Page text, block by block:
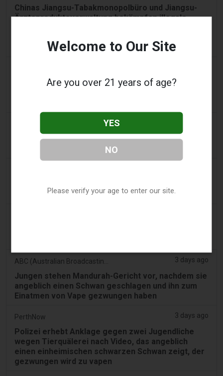
Chinas Jiangsu-Tabakmonopolbüro und Jiangsu-
Ärzteprodukteverwaltung bekämpfen illegale
Verstoßkategorien.
PA verteidigt Gesetz gegen aromatisierte E-
Profite vor Schülern: der Milliarden-Vape-Skandal
vergiftet Namibias zukünftige Führungskräfte
Anklage über Black Swan Vape Video
3 days ago
Jungen stehen Mandurah-Gericht vor, nachdem sie
angeblich einen Schwan geschlagen und ihn zum
Einatmen von Vape gezwungen haben
PerthNow 3 days ago
Polizei erhebt Anklage gegen zwei Jugendliche
wegen Tierquälerei nach Video, das angeblich
einen einheimischen schwarzen Schwan zeigt, der
gezwungen wird zu vapen
Welcome to Our Site
Are you over 21 years of age?
YES
NO
Please verify your age to enter our site.